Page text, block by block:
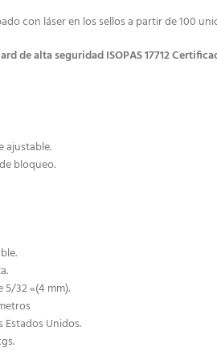
con láser en los sellos a partir de 100
de alta seguridad ISOPAS 17712
ajustable.
bloqueo.
32 «(4 mm).
Unidos.